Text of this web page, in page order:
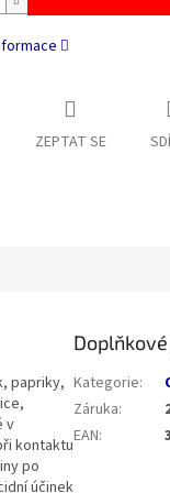
ZEPTAT SE
papriky,
v
kontaktu
po
účinek
Kategorie:
Záruka:
EAN: